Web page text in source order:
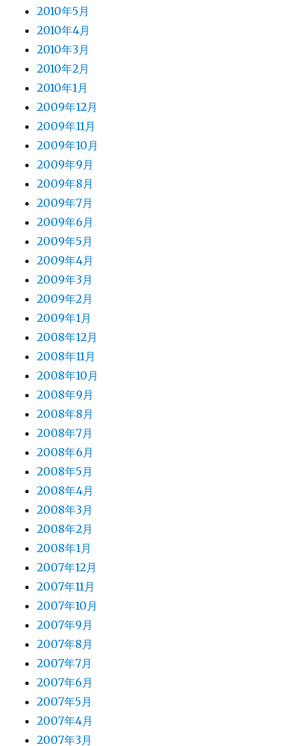
2010年5月
2010年4月
2010年3月
2010年2月
2010年1月
2009年12月
2009年11月
2009年10月
2009年9月
2009年8月
2009年7月
2009年6月
2009年5月
2009年4月
2009年3月
2009年2月
2009年1月
2008年12月
2008年11月
2008年10月
2008年9月
2008年8月
2008年7月
2008年6月
2008年5月
2008年4月
2008年3月
2008年2月
2008年1月
2007年12月
2007年11月
2007年10月
2007年9月
2007年8月
2007年7月
2007年6月
2007年5月
2007年4月
2007年3月